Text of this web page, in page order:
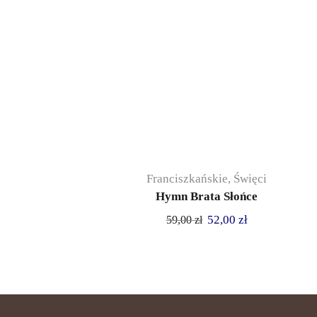
Franciszkańskie, Święci
Hymn Brata Słońce
59,00zł 52,00 zł